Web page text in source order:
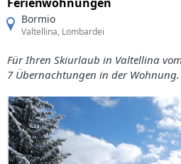
Bormio
Valtellina, Lombardei
Für Ihren Skiurlaub in Valtellina
7 Übernachtungen in der Wohnung.